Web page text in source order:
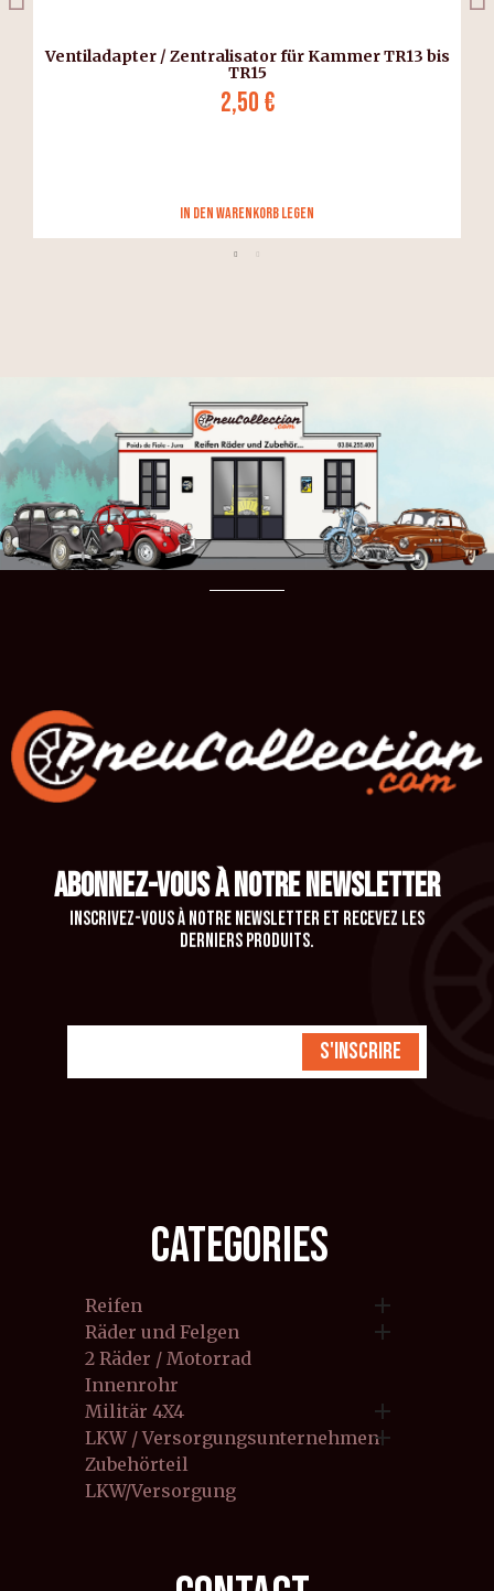
Ventiladapter / Zentralisator für Kammer TR13 bis
TR15
2,50 €
in den Warenkorb legen
ABONNEZ-VOUS À NOTRE NEWSLETTER
Inscrivez-vous à notre newsletter et recevez les
derniers produits.
S'inscrire
CATEGORIES
Reifen 
Räder und Felgen 
2 Räder / Motorrad
Innenrohr
Militär 4X4

LKW / Versorgungsunternehmen
Zubehörteil
LKW/Versorgung